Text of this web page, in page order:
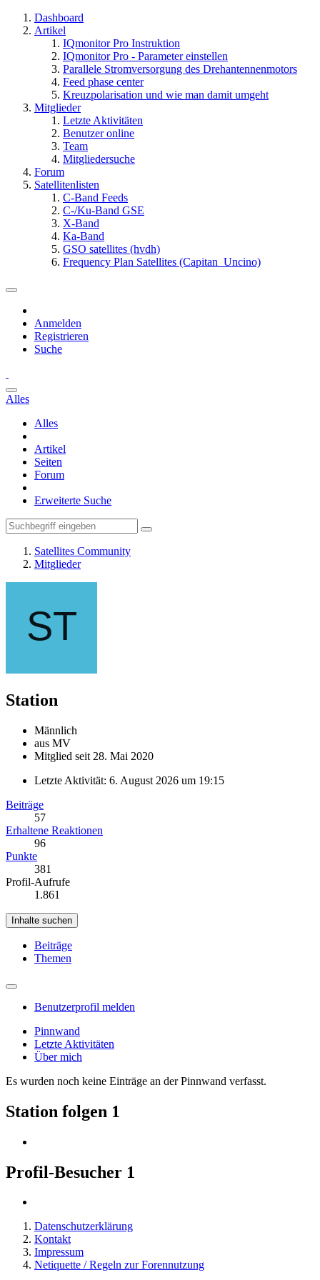
Dashboard
Artikel
IQmonitor Pro Instruktion
IQmonitor Pro - Parameter einstellen
Parallele Stromversorgung des Drehantennenmotors
Feed phase center
Kreuzpolarisation und wie man damit umgeht
Mitglieder
Letzte Aktivitäten
Benutzer online
Team
Mitgliedersuche
Forum
Satellitenlisten
C-Band Feeds
C-/Ku-Band GSE
X-Band
Ka-Band
GSO satellites (hvdh)
Frequency Plan Satellites (Capitan_Uncino)
Anmelden
Registrieren
Suche
Alles
Alles
Artikel
Seiten
Forum
Erweiterte Suche
Satellites Community
Mitglieder
Station
Männlich
aus MV
Mitglied seit 28. Mai 2020
Letzte Aktivität: 6. August 2026 um 19:15
Beiträge
57
Erhaltene Reaktionen
96
Punkte
381
Profil-Aufrufe
1.861
Inhalte suchen
Beiträge
Themen
Benutzerprofil melden
Pinnwand
Letzte Aktivitäten
Über mich
Es wurden noch keine Einträge an der Pinnwand verfasst.
Station folgen 1
Profil-Besucher 1
Datenschutzerklärung
Kontakt
Impressum
Netiquette / Regeln zur Forennutzung